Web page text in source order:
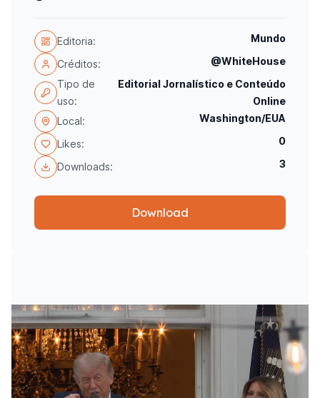
Editoria: Mundo
Créditos:
@WhiteHouse
Tipo de
uso:
Editorial Jornalístico e Conteúdo
Online
Local:
Washington/EUA
Likes: 0
Downloads: 3
Download